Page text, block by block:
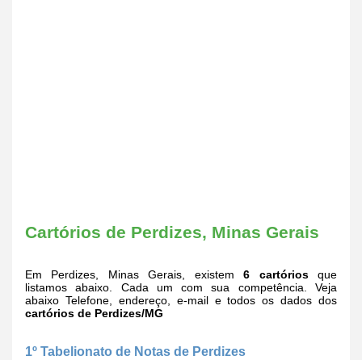
Cartórios de Perdizes, Minas Gerais
Em Perdizes, Minas Gerais, existem6 cartóriosque
listamos abaixo. Cada um com sua competência. Veja
abaixo Telefone, endereço, e-mail e todos os dados dos
cartórios de Perdizes/MG
1º Tabelionato de Notas de Perdizes